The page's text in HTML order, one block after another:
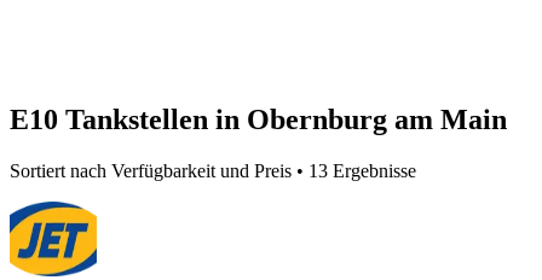
E10 Tankstellen in Obernburg am Main
Sortiert nach Verfügbarkeit und Preis • 13 Ergebnisse